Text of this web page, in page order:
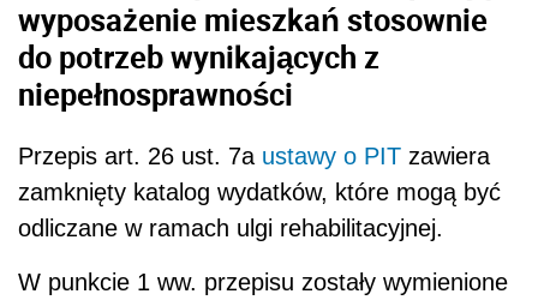
wyposażenie mieszkań stosownie
do potrzeb wynikających z
niepełnosprawności
Przepis art. 26 ust. 7a ustawy o PIT zawiera
zamknięty katalog wydatków, które mogą być
odliczane w ramach ulgi rehabilitacyjnej.
W punkcie 1 ww. przepisu zostały wymienione